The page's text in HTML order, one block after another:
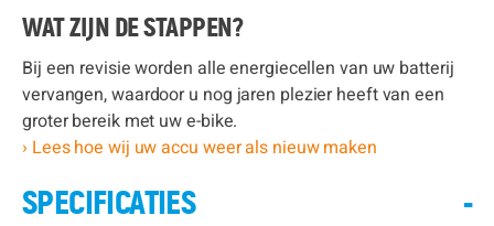
WAT ZIJN DE STAPPEN?
Bij een revisie worden alle energiecellen van uw batterij
vervangen, waardoor u nog jaren plezier heeft van een
groter bereik met uw e-bike.
› Lees hoe wij uw accu weer als nieuw maken
SPECIFICATIES -